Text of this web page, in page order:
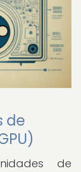
de
de